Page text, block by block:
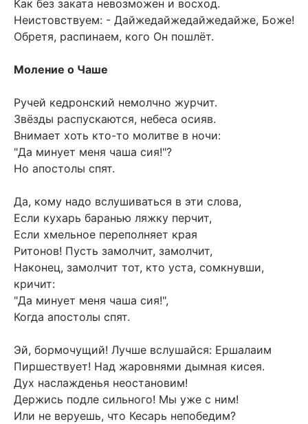
Как без заката невозможен и восход.
Неистовствуем: - Дайжедайжедайжедайже, Боже!
Обретя, распинаем, кого Он пошлёт.
Моление о Чаше
Ручей кедронский немолчно журчит.
Звёзды распускаются, небеса осияв.
Внимает хоть кто-то молитве в ночи:
"Да минует меня чаша сия!"?
Но апостолы спят.
Да, кому надо вслушиваться в эти слова,
Если кухарь баранью ляжку перчит,
Если хмельное переполняет края
Ритонов! Пусть замолчит, замолчит,
Наконец, замолчит тот, кто уста, сомкнувши,
кричит:
"Да минует меня чаша сия!",
Когда апостолы спят.
Эй, бормочущий! Лучше вслушайся: Ершалаим
Пиршествует! Над жаровнями дымная кисея.
Дух наслажденья неостановим!
Держись подле сильного! Мы уже с ним!
Или не веруешь, что Кесарь непобедим?